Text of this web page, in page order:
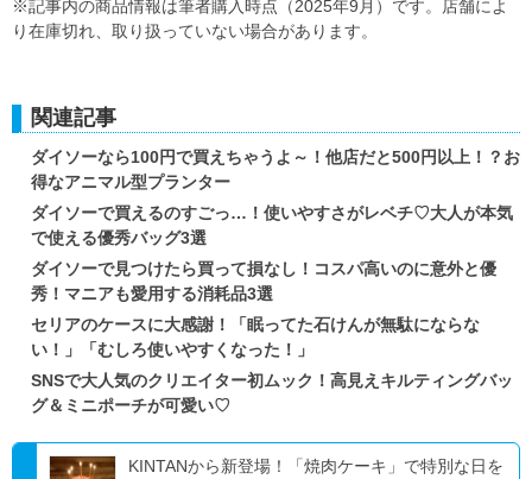
※記事内の商品情報は筆者購入時点（2025年9月）です。店舗によ
り在庫切れ、取り扱っていない場合があります。
関連記事
ダイソーなら100円で買えちゃうよ～！他店だと500円以上！？お
得なアニマル型プランター
ダイソーで買えるのすごっ…！使いやすさがレベチ♡大人が本気
で使える優秀バッグ3選
ダイソーで見つけたら買って損なし！コスパ高いのに意外と優
秀！マニアも愛用する消耗品3選
セリアのケースに大感謝！「眠ってた石けんが無駄にならな
い！」「むしろ使いやすくなった！」
SNSで大人気のクリエイター初ムック！高見えキルティングバッ
グ＆ミニポーチが可愛い♡
KINTANから新登場！「焼肉ケーキ」で特別な日を